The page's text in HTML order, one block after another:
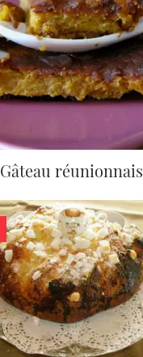
Gâteau réunionnais